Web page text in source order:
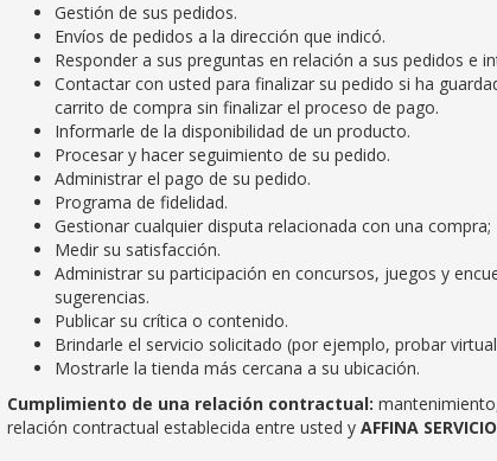
Gestión de sus pedidos.
Envíos de pedidos a la dirección que indicó.
Responder a sus preguntas en relación a sus pedidos e
Contactar con usted para finalizar su pedido si ha
carrito de compra sin finalizar el proceso de pago.
Informarle de la disponibilidad de un producto.
Procesar y hacer seguimiento de su pedido.
Administrar el pago de su pedido.
Programa de fidelidad.
Gestionar cualquier disputa relacionada con una compra;
Medir su satisfacción.
Administrar su participación en concursos, juegos y
sugerencias.
Publicar su crítica o contenido.
Brindarle el servicio solicitado (por ejemplo, probar
Mostrarle la tienda más cercana a su ubicación.
Cumplimiento de una relación contractual:
relación contractual establecida entre usted y AFFINA